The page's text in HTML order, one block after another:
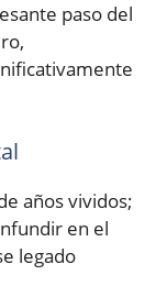
paso del
años vividos;
en el
legado